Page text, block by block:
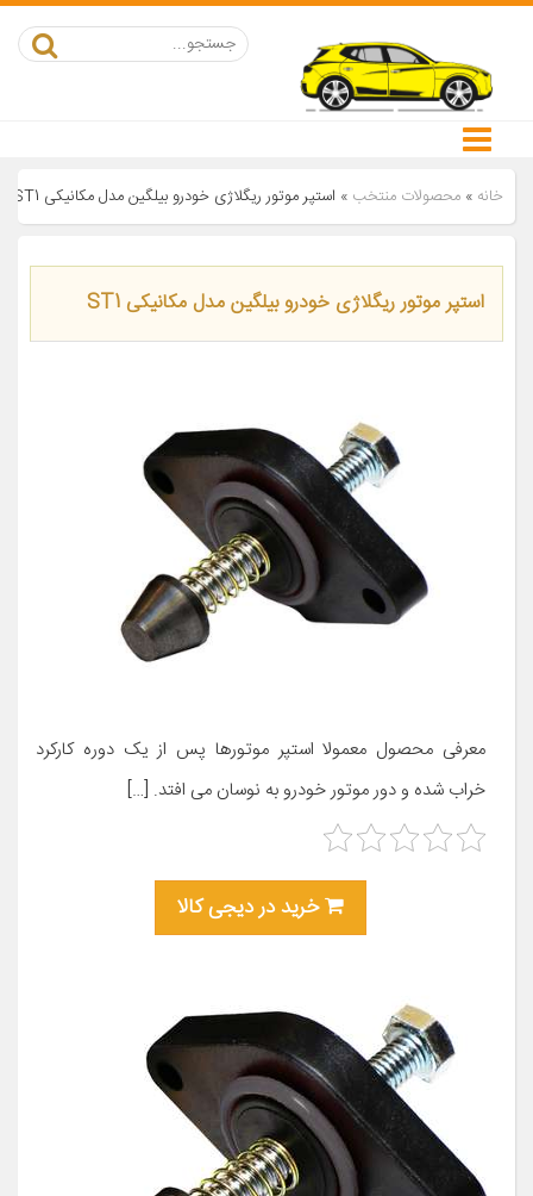
خانه » محصولات منتخب » استپر موتور ریگلاژی خودرو بیلگین مدل مکانیکی ST1
استپر موتور ریگلاژی خودرو بیلگین مدل مکانیکی ST1
معرفی محصول معمولا استپر موتورها پس از یک دوره کارکرد
خراب شده و دور موتور خودرو به نوسان می افتد. […]
خرید در دیجی کالا